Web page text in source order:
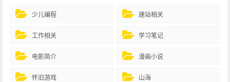
少儿编程 建站相关
工作相关 学习笔记
电影简介 漫画小说
怀旧游戏 山海